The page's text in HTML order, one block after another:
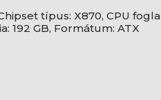
típus: X870, CPU
192 GB, Formátum: ATX